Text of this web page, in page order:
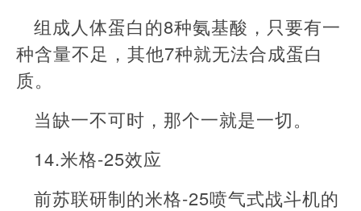
组成人体蛋白的8种氨基酸，只要有一
种含量不足，其他7种就无法合成蛋白
质。
当缺一不可时，那个一就是一切。
14.米格-25效应
前苏联研制的米格-25喷气式战斗机的